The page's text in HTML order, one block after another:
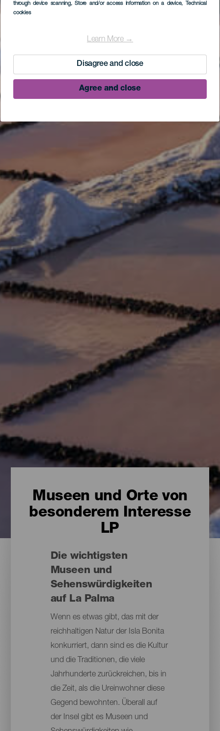
through device scanning, Store and/or access information on a device, Technical
cookies
Learn More →
Disagree and close
Agree and close
Museen und Orte von
besonderem Interesse
LP
Die wichtigsten
Museen und
Sehenswürdigkeiten
auf La Palma
Wenn es etwas gibt, das mit der
reichhaltigen Natur der Isla Bonita
konkurriert, dann sind es die Kultur
und die Traditionen, die viele
Jahrhunderte zurückreichen, bis in
die Zeit, als die Ureinwohner diese
Gegend bewohnten. Überall auf
der Insel gibt es Museen und